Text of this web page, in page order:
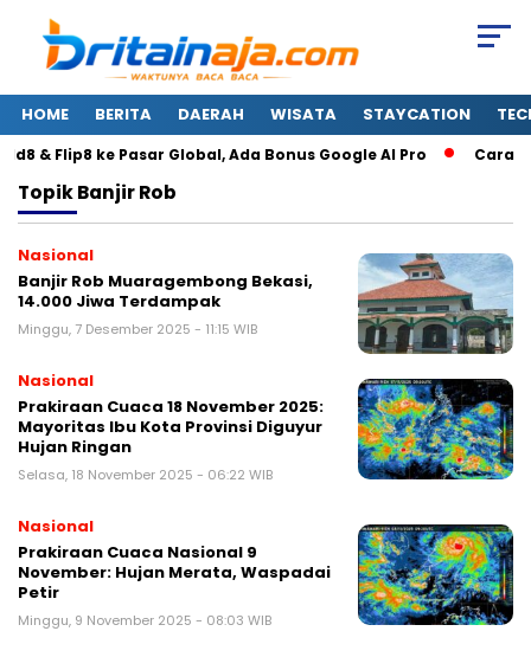
HOME BERITA DAERAH WISATA STAYCATION
& Flip8 ke Pasar Global, Ada Bonus Google AI Pro Cara
TopikBanjir Rob
Nasional
Banjir Rob Muaragembong Bekasi,
14.000 Jiwa Terdampak
Minggu, 7 Desember 2025 - 11:15 WIB
Nasional
Prakiraan Cuaca 18 November 2025:
Mayoritas Ibu Kota Provinsi Diguyur
Hujan Ringan
Selasa, 18 November 2025 - 06:22 WIB
Nasional
Prakiraan Cuaca Nasional 9
November: Hujan Merata, Waspadai
Petir
Minggu, 9 November 2025 - 08:03 WIB